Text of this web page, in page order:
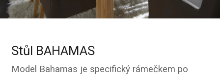
Stůl BAHAMAS
Model Bahamas je specifický rámečkem po